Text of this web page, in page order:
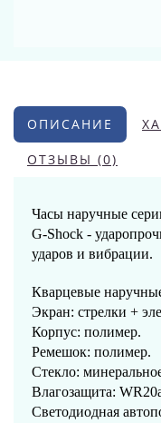
ОПИСАНИЕ
ОТЗЫВЫ (0)
Часы наручные
G-Shock -
ударов и вибрации.
Кварцевые
Экран: стрелки +
Корпус: полимер.
Ремешок: полимер.
Стекло:
Влагозащита:
Светодиодная